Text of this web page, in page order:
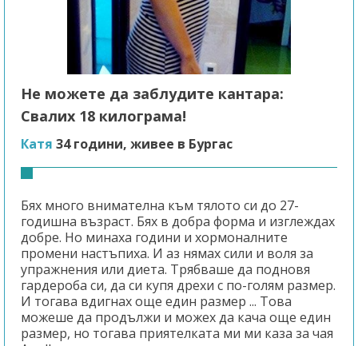
Не можете да заблудите кантара:
Свалих 18 килограма!
Катя 34 години, живее в Бургас
Бях много внимателна към тялото си до 27-
годишна възраст. Бях в добра форма и изглеждах
добре. Но минаха години и хормоналните
промени настъпиха. И аз нямах сили и воля за
упражнения или диета. Трябваше да подновя
гардероба си, да си купя дрехи с по-голям размер.
И тогава вдигнах още един размер ... Това
можеше да продължи и можех да кача още един
размер, но тогава приятелката ми ми каза за чая